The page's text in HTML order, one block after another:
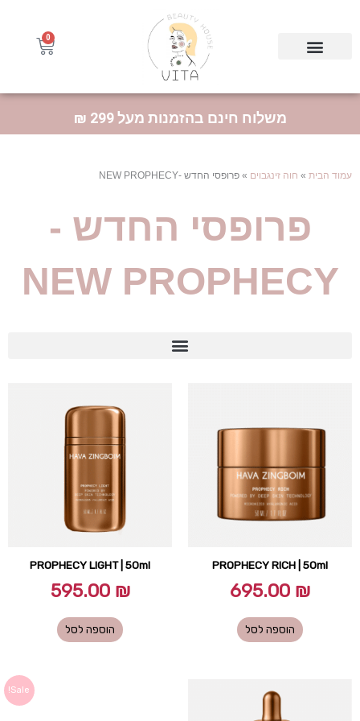
0
עגלת
משלוח חינם בהזמנות מעל 299 ₪
עמוד הבית » חוה זינגבוים » פרופסי החדש -NEW PROPHECY
פרופסי החדש -
NEW PROPHECY
PROPHECY RICH | 50ml
695.00 ₪
הוספה לסל
PROPHECY LIGHT | 50ml
595.00 ₪
הוספה לסל
Sale!
המחיר
המקורי